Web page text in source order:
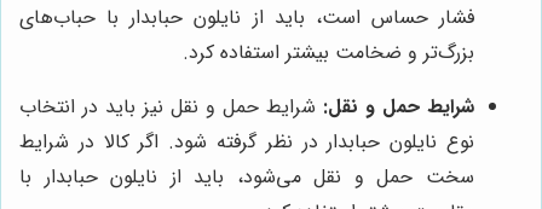
فشار حساس است، باید از نایلون حبابدار با حباب‌های
بزرگ‌تر و ضخامت بیشتر استفاده کرد.
شرایط حمل و نقل: شرایط حمل و نقل نیز باید در انتخاب
نوع نایلون حبابدار در نظر گرفته شود. اگر کالا در شرایط
سخت حمل و نقل می‌شود، باید از نایلون حبابدار با